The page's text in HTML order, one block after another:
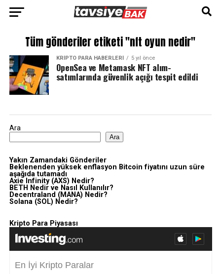
Tüm gönderiler etiketi "nft oyun nedir"
KRIPTO PARA HABERLERI 5 yıl önce
OpenSea ve Metamask NFT alım-
satımlarında güvenlik açığı tespit edildi
Ara
Ara
Yakın Zamandaki Gönderiler
Beklenenden yüksek enflasyon Bitcoin fiyatını uzun süre
aşağıda tutamadı
Axie Infinity (AXS) Nedir?
BETH Nedir ve Nasıl Kullanılır?
Decentraland (MANA) Nedir?
Solana (SOL) Nedir?
Kripto Para Piyasası